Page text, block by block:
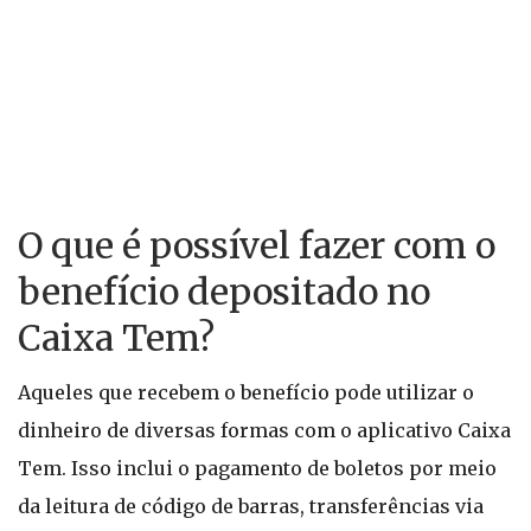
O que é possível fazer com o
benefício depositado no
Caixa Tem?
Aqueles que recebem o benefício pode utilizar o
dinheiro de diversas formas com o aplicativo Caixa
Tem. Isso inclui o pagamento de boletos por meio
da leitura de código de barras, transferências via